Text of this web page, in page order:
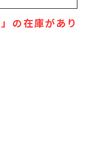
の在庫があり